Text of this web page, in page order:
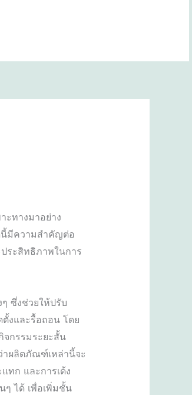
ะทางมาอย่าง
นี้มีความสำคัญต่อ
ระสิทธิภาพในการ
ซึ่งช่วยให้ปรับ
งและรื้อถอน โดย
จกรรมระยะสั้น
าผลิตภัณฑ์เหล่านี้จะ
ทก และการเด้ง
ๆ ได้ เพื่อเพิ่มชั้น